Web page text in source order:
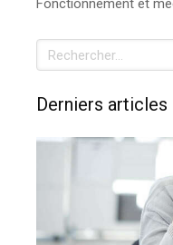
Fonctionnement et
Rechercher
Derniers articles